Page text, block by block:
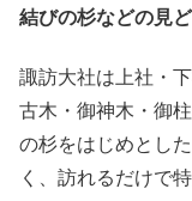
結びの杉などの見
諏訪大社は上社・
古木・御神木・御
の杉をはじめとし
く、訪れるだけで